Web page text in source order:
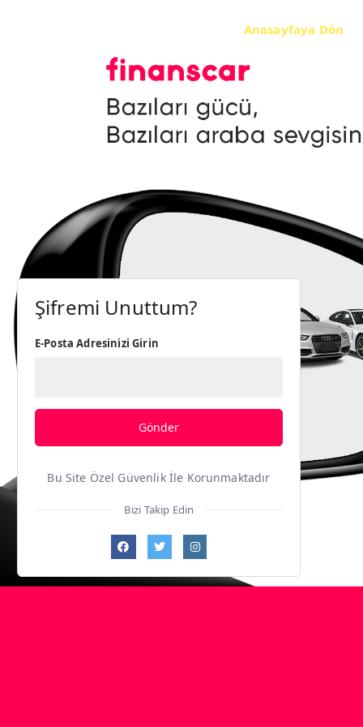
Anasayfaya Dön
Şifremi Unuttum?
E-Posta Adresinizi Girin
Gönder
Bu Site Özel Güvenlik İle Korunmaktadır
Bizi Takip Edin